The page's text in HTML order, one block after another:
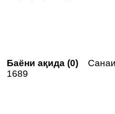
Баёни ақида (0)
1689